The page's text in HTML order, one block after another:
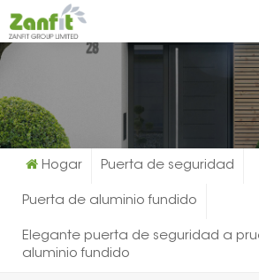
Hogar Puerta de seguridad
Puerta de aluminio fundido
Elegante puerta de seguridad a
aluminio fundido